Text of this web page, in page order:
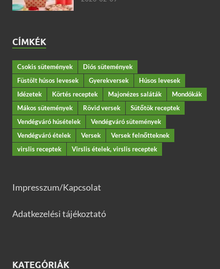
CÍMKÉK
Csokis sütemények
Diós sütemények
Füstölt húsos levesek
Gyerekversek
Húsos levesek
Idézetek
Körtés receptek Majonézes saláták
Mondókák
Mákos sütemények
Rövid versek
Sütőtök receptek
Vendégváró húsételek
Vendégváró sütemények
Vendégváró ételek
Versek
Versek felnőtteknek
virslis receptek
Virslis ételek, virslis receptek
Impresszum/Kapcsolat
Adatkezelési tájékoztató
KATEGÓRIÁK